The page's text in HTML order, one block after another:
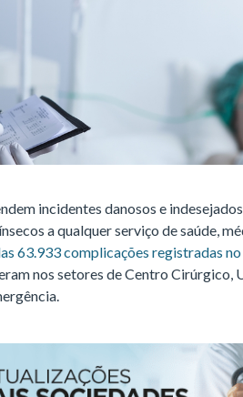
incidentes danosos e
a qualquer serviço de saúde,
63.933 complicações registradas
nos setores de Centro Cirúrgico,